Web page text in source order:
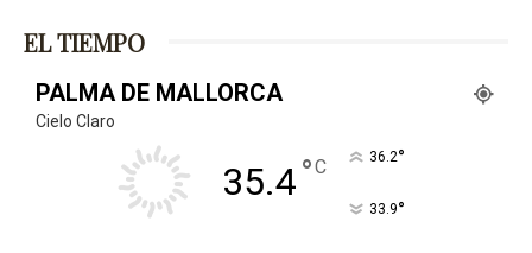
EL TIEMPO
PALMA DE MALLORCA
Cielo Claro
35.4°C 36.2°
33.9°